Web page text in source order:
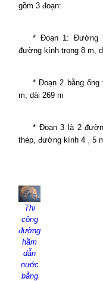
gồm 3 đoạn:
* Đoạn 1: Đường
đường kính trong 8 m,
* Đoạn 2 bằng
m, dài 269 m
* Đoạn 3 là 2
thép, đường kính 4
5
Thi
công
đường
hầm
dẫn
nước
bằng